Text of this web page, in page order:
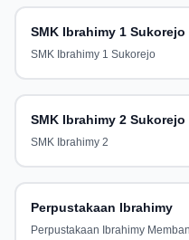
SMK Ibrahimy 1 Sukorejo
SMK Ibrahimy 1 Sukorejo
SMK Ibrahimy 2 Sukorejo
SMK Ibrahimy 2
Perpustakaan Ibrahimy
Perpustakaan Ibrahimy